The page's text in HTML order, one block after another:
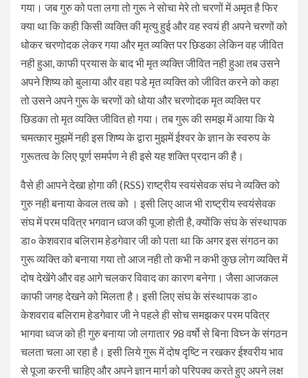
गया। जब गुरु को पता लगा तो गुरू ने सोचा मेरे तो चरणों में अमृत है फिर
क्या था कि कही किसी व्यक्ति की मृत्यु हुई और वह स्वयं ही अपने चरणों को
धोकर चरणोदक लेकर गया और मृत व्यक्ति पर छिडका लेकिन वह जीवित
नही हुआ, काफी प्रयास के बाद भी मृत व्यक्ति जीवित नही हुआ तब उसने
अपने शिष्य को बुलाया और वहा पडे मृत व्यक्ति को जीवित करने को कहा
तो उसने अपने गुरू के चरणों को धोया और चरणोदक मृत व्यक्ति पर
छिडका तो मृत व्यक्ति जीवित हो गया। तब गुरू की समझ में आया कि ये
चमत्कार मुझमें नही इस शिष्य के द्वारा मुझमें ईश्वर के ज्ञान के स्वरुप के
गुरूतत्व के लिए पूर्ण समर्पण ने ही इसे यह शक्ति प्रदान की है।
वैसे ही आपने देखा होगा की (RSS) राष्ट्रीय स्वयंसेवक संघ ने व्यक्ति को
गुरु नही बनाया केवल तत्व को । इसी लिए आज भी राष्ट्रीय स्वयंसेवक
संघ में परम पवित्र भगवान ध्वज की पूजा होती है, क्योंकि संघ के संस्थापक
डा० केशवराव बलिराम हेडगेवार जी को पता था कि अगर इस संगठन का
गुरू व्यक्ति को बनाया गया तो आज नही तो कभी न कभी कुछ लोग व्यक्ति में
दोष देखेंगे और वह आगे चलकर विवाद का कारण बनेगा। जैसा आजकल
काफी जगह देखने को मिलता है। इसी लिए संघ के संस्थापक डा०
केशवराव बलिराम हेडगेवार जी ने पहले ही सोच समझकर परम पवित्र
भागवा ध्वज को ही गुरु बनाया जो लगातार 98 वर्षो से बिना विघ्न के संगठन
चलता चला आ रहा है। इसी लिये गुरू में दोष दृष्टि न रखकर ईश्वरीय भाव
से पूजा करनी चाहिए और अपने ज्ञान मार्ग को परिपक्व करते हुए अपने लक्ष